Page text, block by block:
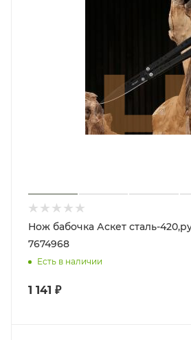
Нож бабочка Аскет сталь-
7674968
Есть в наличии
1 141 ₽